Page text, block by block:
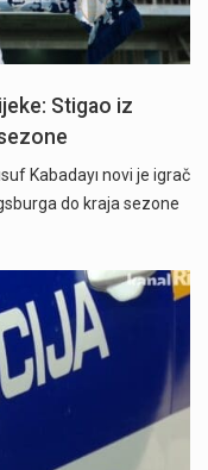
Stigao iz
Kabadayı novi je igrač
do kraja sezone